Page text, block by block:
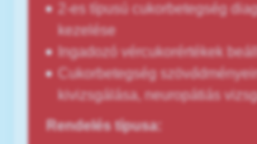
2-es típusú cukorbetegség
kezelése
Ingadozó vércukorértékek
Cukorbetegség
kivizsgálása, neuropátiás
Rendelés típusa: